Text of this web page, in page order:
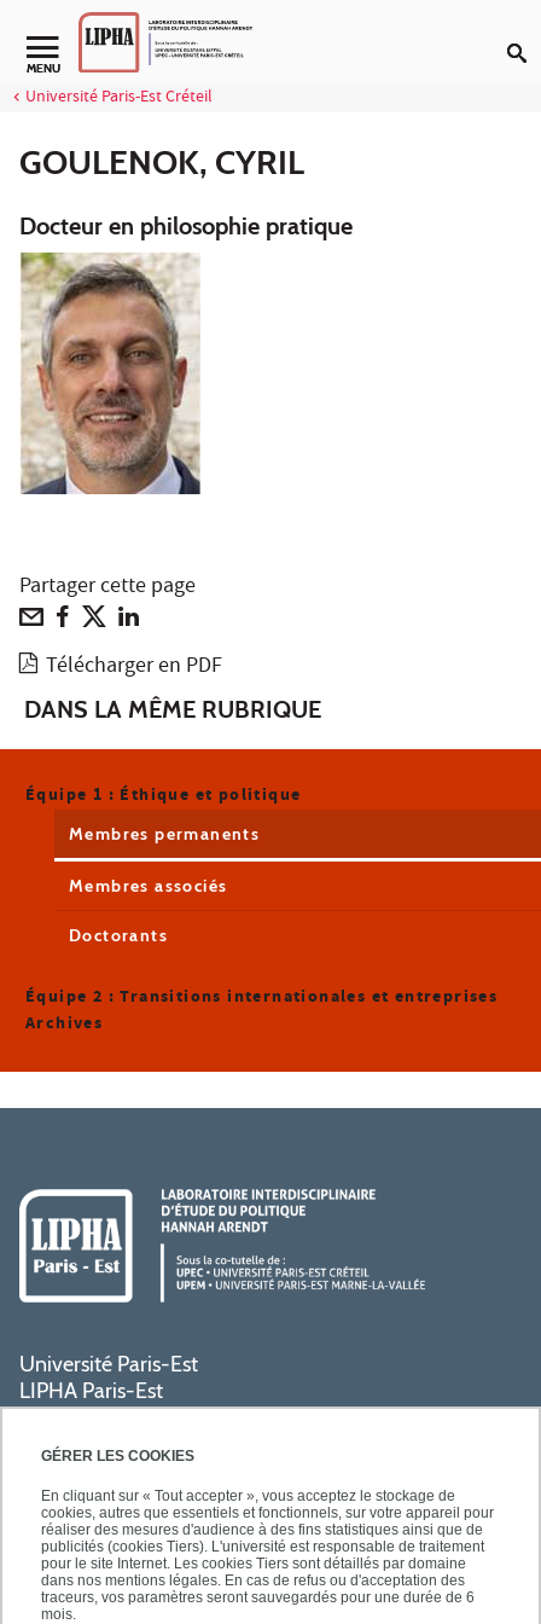
GÉRER LES COOKIES
En cliquant sur « Tout accepter », vous acceptez le stockage de
cookies, autres que essentiels et fonctionnels, sur votre appareil pour
réaliser des mesures d'audience à des fins statistiques ainsi que de
publicités (cookies Tiers). L'université est responsable de traitement
pour le site Internet. Les cookies Tiers sont détaillés par domaine
dans nos mentions légales. En cas de refus ou d'acceptation des
traceurs, vos paramètres seront sauvegardés pour une durée de 6
mois.
Aller au contenu
Navigation secondaire
MENU
Université Paris-Est Créteil
GOULENOK, CYRIL
Docteur en philosophie pratique
Partager cette page
Télécharger en PDF
DANS LA MÊME RUBRIQUE
Équipe 1 : Éthique et politique
Membres permanents
Membres associés
Doctorants
Équipe 2 : Transitions internationales et entreprises
Archives
Université Paris-Est
LIPHA Paris-Est
Campus Centre de Créteil
61, avenue du Général de Gaulle
PRATIQUE
ACCÈS RAPIDES